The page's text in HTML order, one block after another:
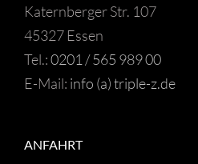
Katernberger Str. 107
45327 Essen
Tel.:0201 / 565 989 00
E-Mail: info (a) triple-z.de
ANFAHRT